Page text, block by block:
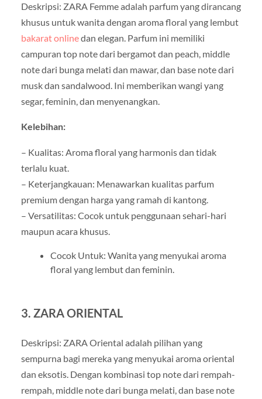
Deskripsi: ZARA Femme adalah parfum yang dirancang
khusus untuk wanita dengan aroma floral yang lembut
bakarat onlinedan elegan. Parfum ini memiliki
campuran top note dari bergamot dan peach, middle
note dari bunga melati dan mawar, dan base note dari
musk dan sandalwood. Ini memberikan wangi yang
segar, feminin, dan menyenangkan.
Kelebihan:
– Kualitas: Aroma floral yang harmonis dan tidak
terlalu kuat.
– Keterjangkauan: Menawarkan kualitas parfum
premium dengan harga yang ramah di kantong.
– Versatilitas: Cocok untuk penggunaan sehari-hari
maupun acara khusus.
Cocok Untuk: Wanita yang menyukai aroma
floral yang lembut dan feminin.
3. ZARA ORIENTAL
Deskripsi: ZARA Oriental adalah pilihan yang
sempurna bagi mereka yang menyukai aroma oriental
dan eksotis. Dengan kombinasi top note dari rempah-
rempah, middle note dari bunga melati, dan base note